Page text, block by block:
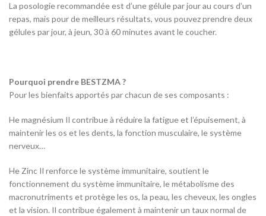
La posologie recommandée est d’une gélule par jour au cours d’un
repas, mais pour de meilleurs résultats, vous pouvez prendre deux
gélules par jour, à jeun, 30 à 60 minutes avant le coucher.
Pourquoi prendre BESTZMA ?
Pour les bienfaits apportés par chacun de ses composants :
He magnésium Il contribue à réduire la fatigue et l’épuisement, à
maintenir les os et les dents, la fonction musculaire, le système
nerveux…
He Zinc Il renforce le système immunitaire, soutient le
fonctionnement du système immunitaire, le métabolisme des
macronutriments et protège les os, la peau, les cheveux, les ongles
et la vision. Il contribue également à maintenir un taux normal de